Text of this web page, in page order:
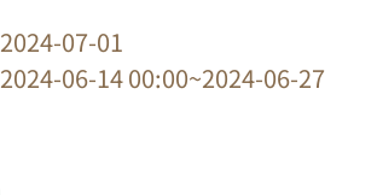
2024-07-01
2024-06-14 00:00~2024-06-27